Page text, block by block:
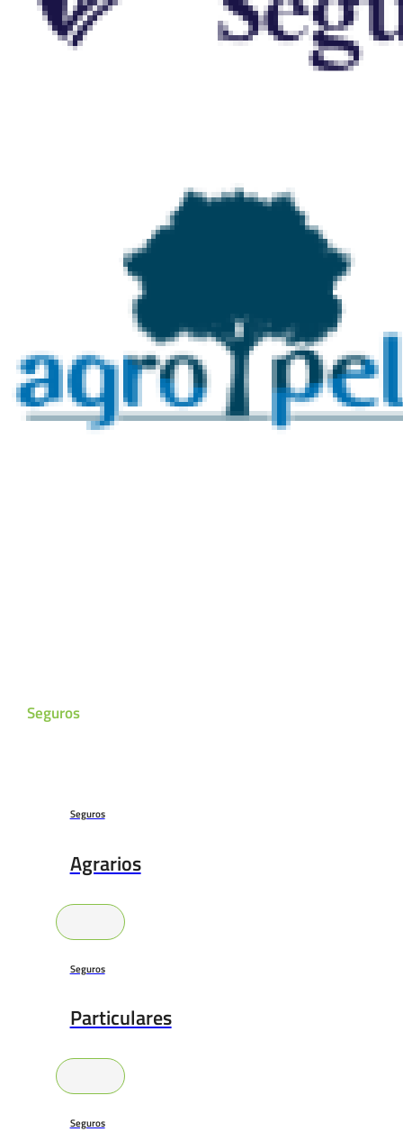
Seguros
Seguros
Agrarios
Seguros
Particulares
Seguros